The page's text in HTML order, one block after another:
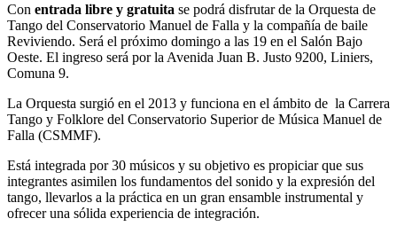
Con entrada libre y gratuita se podrá disfrutar de la Orquesta de
Tango del Conservatorio Manuel de Falla y la compañía de baile
Reviviendo. Será el próximo domingo a las 19 en el Salón Bajo
Oeste. El ingreso será por la Avenida Juan B. Justo 9200, Liniers,
Comuna 9.
La Orquesta surgió en el 2013 y funciona en el ámbito de la Carrera
Tango y Folklore del Conservatorio Superior de Música Manuel de
Falla (CSMMF).
Está integrada por 30 músicos y su objetivo es propiciar que sus
integrantes asimilen los fundamentos del sonido y la expresión del
tango, llevarlos a la práctica en un gran ensamble instrumental y
ofrecer una sólida experiencia de integración.